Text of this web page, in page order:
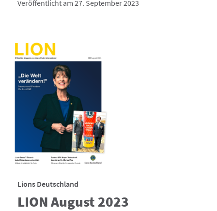
Veröffentlicht am 27. September 2023
Lions Deutschland
LION August 2023